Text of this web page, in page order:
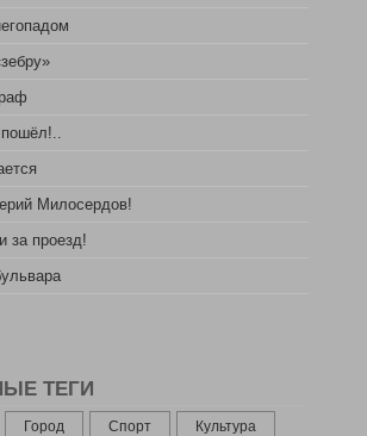
Милосердов!
за проезд!
ТЕГИ
Город Спорт Культура